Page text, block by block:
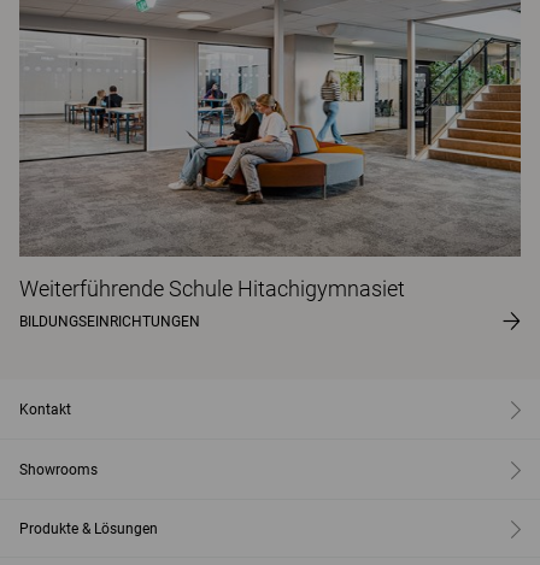
Weiterführende Schule Hitachigymnasiet
BILDUNGSEINRICHTUNGEN
Kontakt
Showrooms
Produkte & Lösungen